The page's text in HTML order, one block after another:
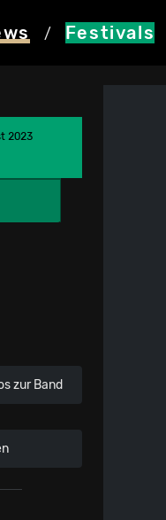
/ Festivals
2023
zur Band